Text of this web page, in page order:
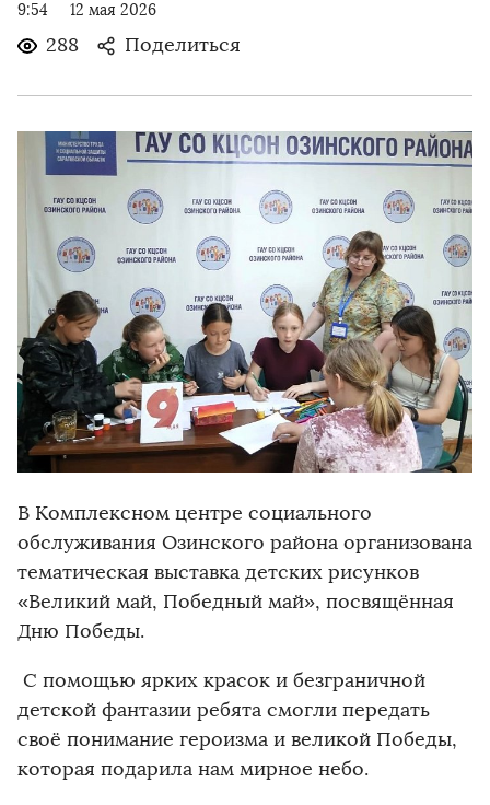
9:54 12 мая 2026
288 Поделиться
В Комплексном центре социального
обслуживания Озинского района организована
тематическая выставка детских рисунков
«Великий май, Победный май», посвящённая
Дню Победы.
С помощью ярких красок и безграничной
детской фантазии ребята смогли передать
своё понимание героизма и великой Победы,
которая подарила нам мирное небо.